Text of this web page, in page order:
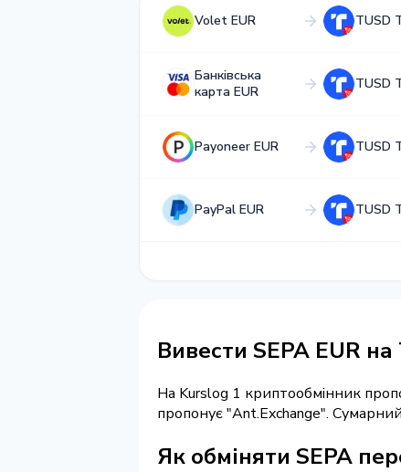
Volet EUR TUSD
Банківська
карта EUR
TUSD
Payoneer EUR TUSD
PayPal EUR TUSD
Вивести SEPA EUR
На Kurslog 1 криптообмінник
пропонує "Ant.Exchange".
Як обміняти SEPA